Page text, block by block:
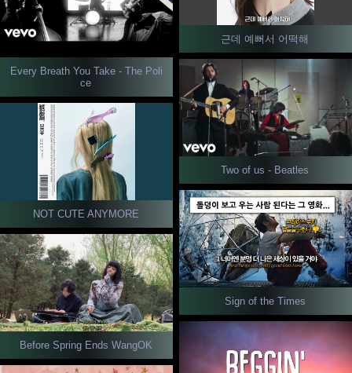
Every Breath You Take - The Poli
ce
근데 예뻐서 어떡해
Two of us - Beatles
NOT CUTE ANYMORE
Sign of the Times
Before Spring Ends WangOK